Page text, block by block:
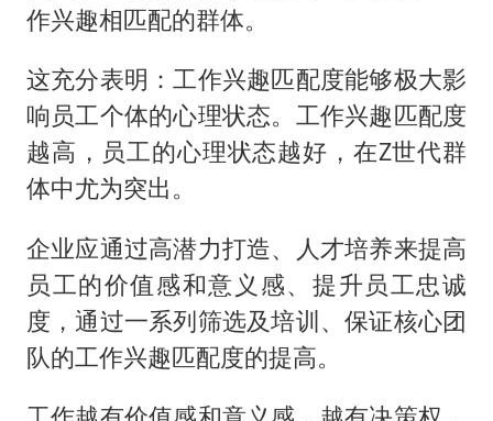
作兴趣相匹配的群体。
这充分表明：工作兴趣匹配度能够极大影
响员工个体的心理状态。工作兴趣匹配度
越高，员工的心理状态越好，在Z世代群
体中尤为突出。
企业应通过高潜力打造、人才培养来提高
员工的价值感和意义感、提升员工忠诚
度，通过一系列筛选及培训、保证核心团
队的工作兴趣匹配度的提高。